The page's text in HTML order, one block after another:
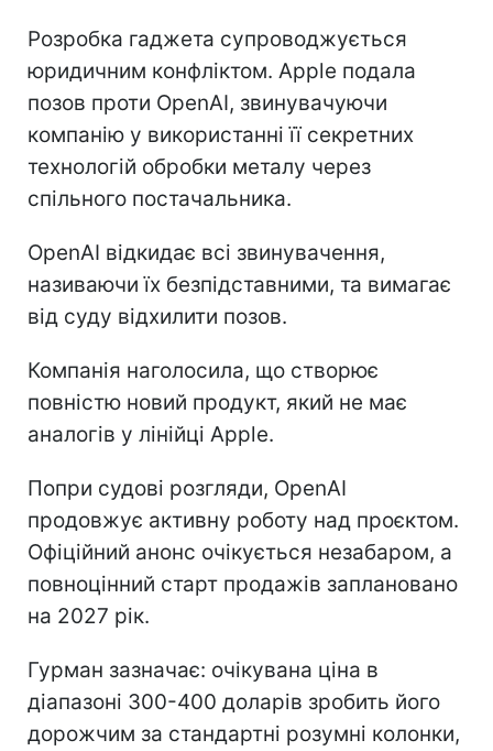
Розробка гаджета супроводжується
юридичним конфліктом. Apple подала
позов проти OpenAI, звинувачуючи
компанію у використанні її секретних
технологій обробки металу через
спільного постачальника.
OpenAI відкидає всі звинувачення,
називаючи їх безпідставними, та вимагає
від суду відхилити позов.
Компанія наголосила, що створює
повністю новий продукт, який не має
аналогів у лінійці Apple.
Попри судові розгляди, OpenAI
продовжує активну роботу над проєктом.
Офіційний анонс очікується незабаром, а
повноцінний старт продажів заплановано
на 2027 рік.
Гурман зазначає: очікувана ціна в
діапазоні 300-400 доларів зробить його
дорожчим за стандартні розумні колонки,